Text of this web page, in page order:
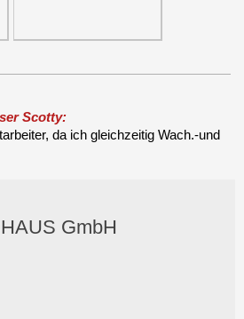
Scotty:
da ich gleichzeitig Wach.-und
GmbH